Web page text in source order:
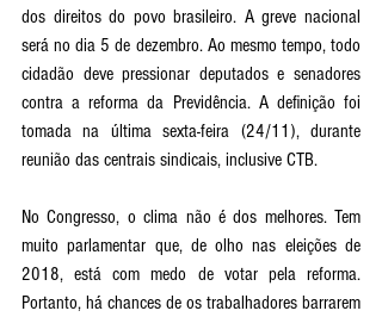
dos direitos do povo brasileiro. A greve nacional
será no dia 5 de dezembro. Ao mesmo tempo, todo
cidadão deve pressionar deputados e senadores
contra a reforma da Previdência. A definição foi
tomada na última sexta-feira (24/11), durante
reunião das centrais sindicais, inclusive CTB.
No Congresso, o clima não é dos melhores. Tem
muito parlamentar que, de olho nas eleições de
2018, está com medo de votar pela reforma.
Portanto, há chances de os trabalhadores barrarem